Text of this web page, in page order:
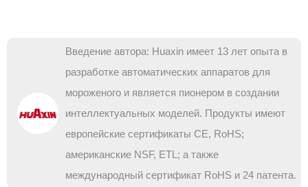
Введение автора: Huaxin имеет 13 лет опыта в
разработке автоматических аппаратов для
мороженого и является пионером в создании
интеллектуальных моделей. Продукты имеют
европейские сертификаты CE, RoHS;
американские NSF, ETL; а также
международный сертификат RoHS и 24 патента.